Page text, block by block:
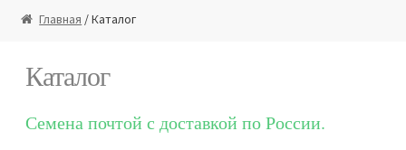
Главная / Каталог
Каталог
Семена почтой с доставкой по России.